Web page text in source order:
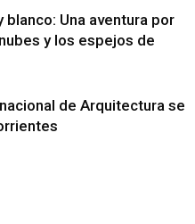
blanco: Una aventura por
y los espejos de
de Arquitectura se